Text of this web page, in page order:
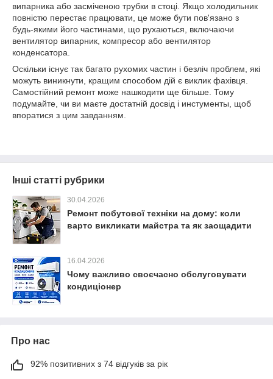
випарника або засміченою трубки в стоці. Якщо холодильник
повністю перестає працювати, це може бути пов'язано з
будь-якими його частинами, що рухаються, включаючи
вентилятор випарник, компресор або вентилятор
конденсатора.
Оскільки існує так багато рухомих частин і безліч проблем, які
можуть виникнути, кращим способом дій є виклик фахівця.
Самостійний ремонт може нашкодити ще більше. Тому
подумайте, чи ви маєте достатній досвід і инстументы, щоб
впоратися з цим завданням.
Інші статті рубрики
30.04.2026
Ремонт побутової техніки на дому: коли
варто викликати майстра та як заощадити
16.04.2026
Чому важливо своєчасно обслуговувати
кондиціонер
Про нас
92% позитивних з 74 відгуків за рік